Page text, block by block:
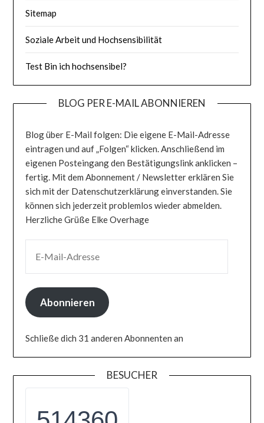
Sitemap
Soziale Arbeit und Hochsensibilität
Test Bin ich hochsensibel?
BLOG PER E-MAIL ABONNIEREN
Blog über E-Mail folgen: Die eigene E-Mail-Adresse
eintragen und auf „Folgen“ klicken. Anschließend im
eigenen Posteingang den Bestätigungslink anklicken –
fertig. Mit dem Abonnement / Newsletter erklären Sie
sich mit der Datenschutzerklärung einverstanden. Sie
können sich jederzeit problemlos wieder abmelden.
Herzliche Grüße Elke Overhage
Abonnieren
Schließe dich 31 anderen Abonnenten an
BESUCHER